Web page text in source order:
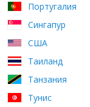
Португалия
Сингапур
США
Таиланд
Танзания
Тунис